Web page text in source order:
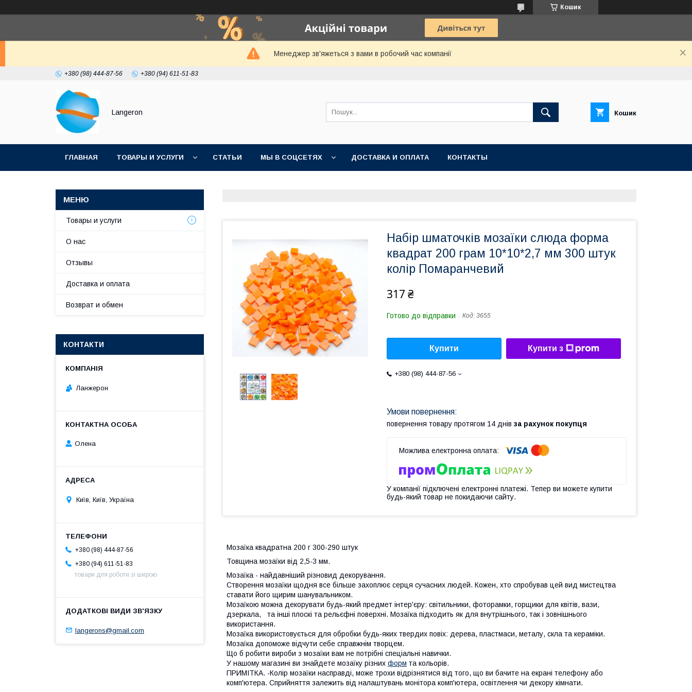
Кошик
Менеджер зв'яжеться з вами в робочий час компанії
+380 (98) 444-87-56 +380 (94) 611-51-83
Langeron Кошик
ГЛАВНАЯ ТОВАРЫ И УСЛУГИ СТАТЬИ МЫ В СОЦСЕТЯХ ДОСТАВКА И ОПЛАТА КОНТАКТЫ
Набір шматочків мозаїки слюда форма
квадрат 200 грам 10*10*2,7 мм 300 штук
колір Помаранчевий
317 ₴
Готово до відправки Код: 3655
Купити Купити з
+380 (98) 444-87-56
повернення товару протягом 14 днів за рахунок покупця
У компанії підключені електронні платежі. Тепер ви можете купити
будь-який товар не покидаючи сайту.
Мозаїка квадратна 200 г 300-290 штук
Товщина мозаїки від 2,5-3 мм.
Мозаїка - найдавніший різновид декорування.
Створення мозаїки щодня все більше захоплює серця сучасних людей. Кожен, хто спробував цей вид мистецтва
ставати його щирим шанувальником.
Мозаїкою можна декорувати будь-який предмет інтер'єру: світильники, фоторамки, горщики для квітів, вази,
дзеркала, та інші плоскі та рельєфні поверхні. Мозаїка підходить як для внутрішнього, так і зовнішнього
використання.
Мозаїка використовується для обробки будь-яких твердих повіх: дерева, пластмаси, металу, скла та кераміки.
Мозаїка допоможе відчути себе справжнім творцем.
Що б робити вироби з мозаїки вам не потрібні спеціальні навички.
У нашому магазині ви знайдете мозаїку різних форм та кольорів.
ПРИМІТКА. -Колір мозаїки насправді, може трохи відрізнятися від того, що ви бачите на екрані телефону або
комп'ютера. Сприйняття залежить від налаштувань монітора комп'ютера, освітлення чи декору кімнати.
Товары и услуги
О нас
Отзывы
Доставка и оплата
Возврат и обмен
КОНТАКТИ
Ланжерон
Олена
Київ, Київ, Україна
+380 (98) 444-87-56
+380 (94) 611-51-83
товари для роботи зі шкірою
langerons@gmail.com